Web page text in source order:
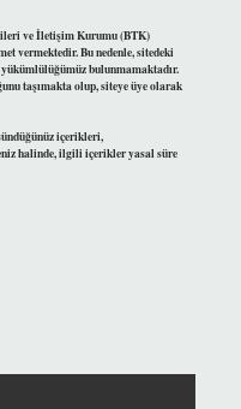
ve İletişim Kurumu (BTK)
vermektedir. Bu nedenle, sitedeki
bulunmamaktadır.
taşımakta olup, siteye üye olarak
içerikleri,
halinde, ilgili içerikler yasal süre